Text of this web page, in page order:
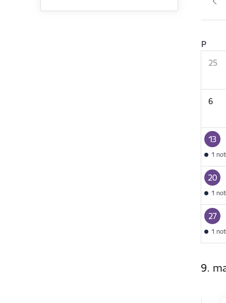
P
25
6
13
1
20
1
27
1
9.